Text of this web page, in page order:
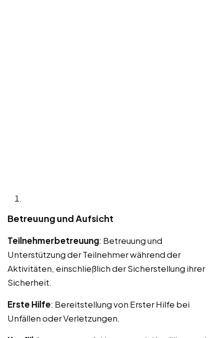
Betreuung und Aufsicht
Teilnehmerbetreuung: Betreuung und
Unterstützung der Teilnehmer während der
Aktivitäten, einschließlich der Sicherstellung ihrer
Sicherheit.
Erste Hilfe: Bereitstellung von Erster Hilfe bei
Unfällen oder Verletzungen.